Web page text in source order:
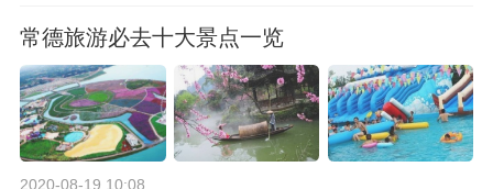
常德旅游必去十大景点一览
2020-08-19 10:08